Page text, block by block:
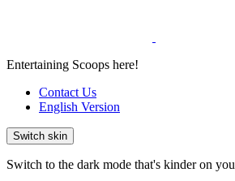
Entertaining Scoops here!
Contact Us
English Version
Switch skin
Switch to the dark mode that's kinder on